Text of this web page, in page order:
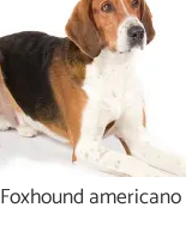
Foxhound americano